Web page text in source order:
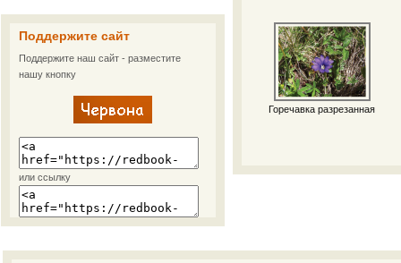
Поддержите сайт
Поддержите наш сайт - разместите
нашу кнопку
или ссылку
Горечавка разрезанная